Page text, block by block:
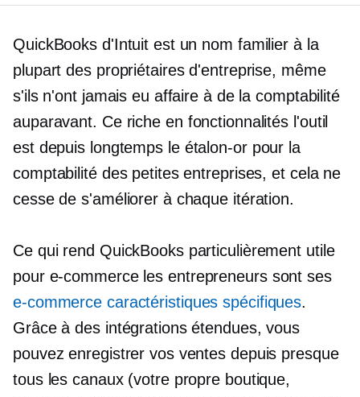
QuickBooks d'Intuit est un nom familier à la
plupart des propriétaires d'entreprise, même
s'ils n'ont jamais eu affaire à de la comptabilité
auparavant. Ce riche en fonctionnalités l'outil
est depuis longtemps le étalon-orpour la
comptabilité des petites entreprises, et cela ne
cesse de s'améliorer à chaque itération.
Ce qui rend QuickBooks particulièrement utile
pour e-commerceles entrepreneurs sont ses
e-commerce caractéristiques spécifiques.
Grâce à des intégrations étendues, vous
pouvez enregistrer vos ventes depuis presque
tous les canaux (votre propre boutique,